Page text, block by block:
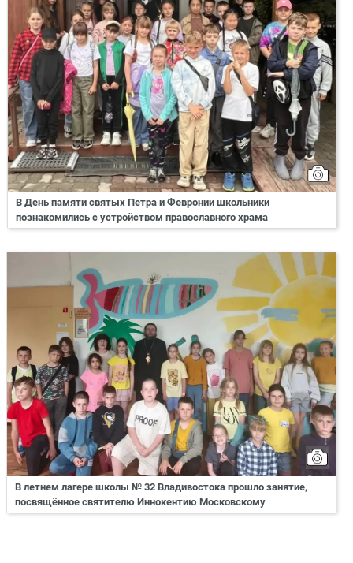
В День памяти святых Петра и Февронии школьники
познакомились с устройством православного храма
В летнем лагере школы № 32 Владивостока прошло занятие,
посвящённое святителю Иннокентию Московскому